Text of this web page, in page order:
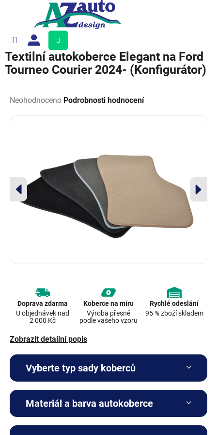
Nákupní
košík
Textilní autokoberce Elegant na Ford
Tourneo Courier 2024- (Konfigurátor)
hodnocení
je
Neohodnoceno Podrobnosti hodnocení
Zobrazit detailní popis
Vyberte typ sady koberců
Kompletní sada
Materiál a barva autokoberce
Doprava zdarma
U objednávek nad
2 000 Kč
Koberce na míru
Výroba přesně
podle vašeho vzoru
Rychlé odeslání
95 % zboží skladem